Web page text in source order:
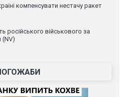
компенсувати нестачу ракет
російського військового за
(NV)